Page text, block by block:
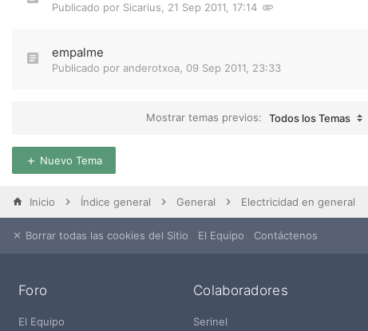
Publicado por Sicarius 21 Sep 2011, 17:14
empalme
Publicado por anderotxoa 09 Sep 2011, 23:33
Mostrar temas previos: Todos los Temas
Nuevo Tema
Inicio Índice general General Electricidad en general
Borrar todas las cookies del Sitio El Equipo Contáctenos
Foro
El Equipo
Colaboradores
Serinel